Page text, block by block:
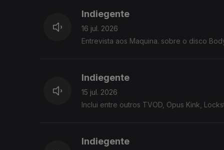
Indiegente
16 jul. 2026
Entrevista aos Maquina. sobre o disco
Indiegente
15 jul. 2026
Inclui entre outros TVOD, Opus Kink,
Indiegente